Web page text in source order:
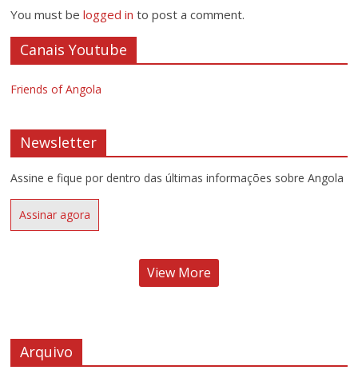
You must belogged in to post a comment.
Canais Youtube
Friends of Angola
Newsletter
Assine e fique por dentro das últimas informações sobre Angola
Assinar agora
View More
Arquivo